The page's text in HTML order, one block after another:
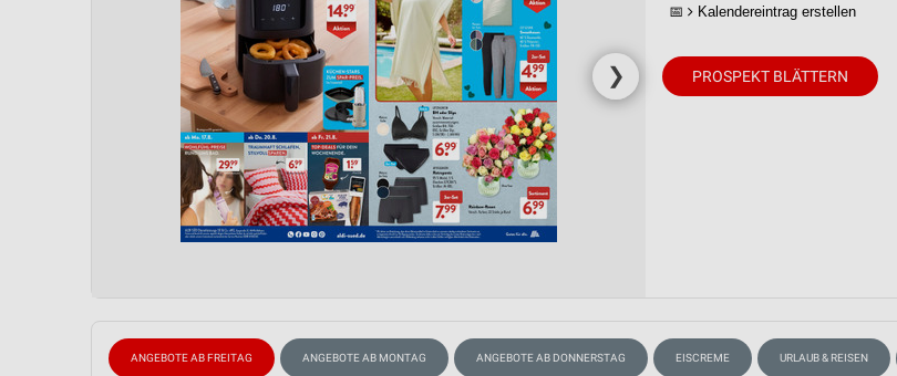
❯
📅 Kalendereintrag erstellen
PROSPEKT BLÄTTERN
ANGEBOTE AB FREITAG ANGEBOTE AB MONTAG ANGEBOTE AB DONNERSTAG EISCREME URLAUB & REISEN